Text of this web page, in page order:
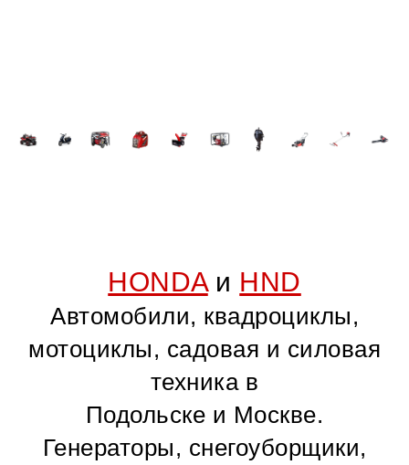
HONDAи HND
Автомобили, квадроциклы,
мотоциклы, садовая и силовая
техника в
Подольске и Москве.
Генераторы, снегоуборщики,